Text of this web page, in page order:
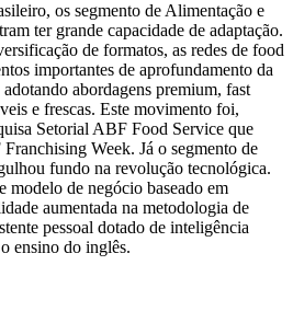
os segmento de Alimentação e
ter grande capacidade de adaptação.
de formatos, as redes de food
importantes de aprofundamento da
abordagens premium, fast
e frescas. Este movimento foi,
Setorial ABF Food Service que
Week. Já o segmento de
fundo na revolução tecnológica.
modelo de negócio baseado em
aumentada na metodologia de
pessoal dotado de inteligência
ensino do inglês.